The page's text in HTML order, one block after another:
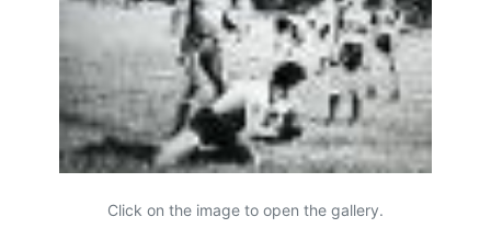
Click on the image to open the gallery.